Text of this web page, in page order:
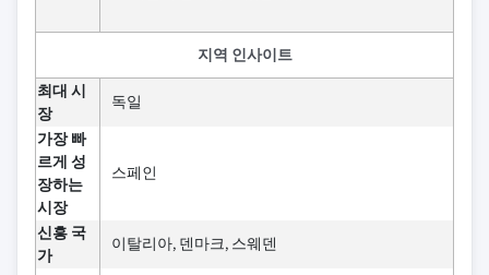
지역 인사이트
최대 시
장
독일
가장 빠
르게 성
장하는
시장
스페인
신흥 국
가
이탈리아, 덴마크, 스웨덴